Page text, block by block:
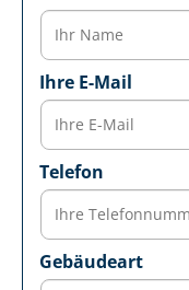
Ihre E-Mail
Telefon
Gebäudeart